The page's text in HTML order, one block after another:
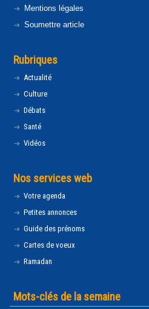
Mentions légales
Soumettre article
Rubriques
Actualité
Culture
Débats
Santé
Vidéos
Nos services web
Votre agenda
Petites annonces
Guide des prénoms
Cartes de voeux
Ramadan
Mots-clés de la semaine